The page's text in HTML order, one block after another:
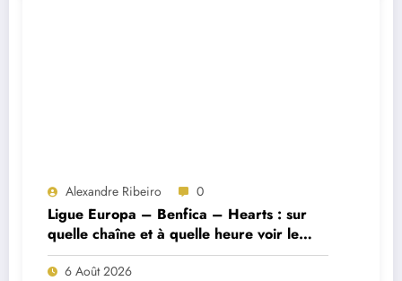
Alexandre Ribeiro 0
Ligue Europa – Benfica – Hearts : sur
quelle chaîne et à quelle heure voir le
match ?
6 Août 2026